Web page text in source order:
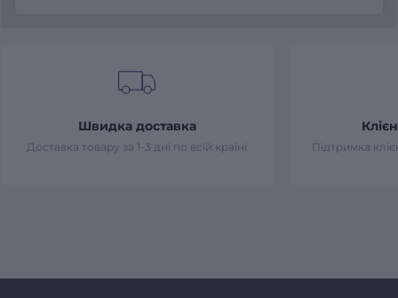
Швидка доставка
Доставка товару за 1-3 дні по всій країні Підтримка